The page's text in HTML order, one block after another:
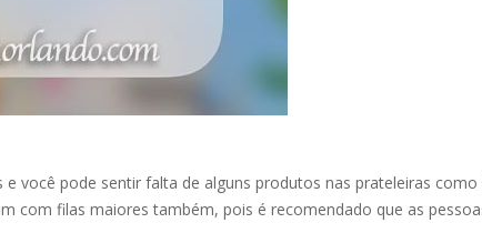
você pode sentir falta de alguns produtos nas prateleiras
com filas maiores também, pois é recomendado que as